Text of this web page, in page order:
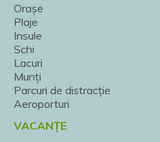
Orașe
Plaje
Insule
Schi
Lacuri
Munți
Parcuri de distracție
Aeroporturi
VACANȚE